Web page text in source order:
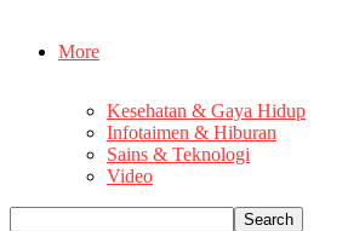
More
Kesehatan & Gaya Hidup
Infotaimen & Hiburan
Sains & Teknologi
Video